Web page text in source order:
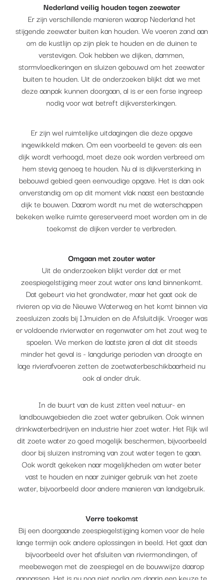
Nederland veilig houden tegen zeewater
Er zijn verschillende manieren waarop Nederland het
stijgende zeewater buiten kan houden. We voeren zand aan
om de kustlijn op zijn plek te houden en de duinen te
verstevigen. Ook hebben we dijken, dammen,
stormvloedkeringen en sluizen gebouwd om het zeewater
buiten te houden. Uit de onderzoeken blijkt dat we met
deze aanpak kunnen doorgaan, al is er een forse ingreep
nodig voor wat betreft dijkversterkingen.
Er zijn wel ruimtelijke uitdagingen die deze opgave
ingewikkeld maken. Om een voorbeeld te geven: als een
dijk wordt verhoogd, moet deze ook worden verbreed om
hem stevig genoeg te houden. Nu al is dijkversterking in
bebouwd gebied geen eenvoudige opgave. Het is dan ook
onverstandig om op dit moment vlak naast een bestaande
dijk te bouwen. Daarom wordt nu met de waterschappen
bekeken welke ruimte gereserveerd moet worden om in de
toekomst de dijken verder te verbreden.
Omgaan met zouter water
Uit de onderzoeken blijkt verder dat er met
zeespiegelstijging meer zout water ons land binnenkomt.
Dat gebeurt via het grondwater, maar het gaat ook de
rivieren op via de Nieuwe Waterweg en het komt binnen via
zeesluizen zoals bij IJmuiden en de Afsluitdijk. Vroeger was
er voldoende rivierwater en regenwater om het zout weg te
spoelen. We merken de laatste jaren al dat dit steeds
minder het geval is - langdurige perioden van droogte en
lage rivierafvoeren zetten de zoetwaterbeschikbaarheid nu
ook al onder druk.
In de buurt van de kust zitten veel natuur- en
landbouwgebieden die zoet water gebruiken. Ook winnen
drinkwaterbedrijven en industrie hier zoet water. Het Rijk wil
dit zoete water zo goed mogelijk beschermen, bijvoorbeeld
door bij sluizen instroming van zout water tegen te gaan.
Ook wordt gekeken naar mogelijkheden om water beter
vast te houden en naar zuiniger gebruik van het zoete
water, bijvoorbeeld door andere manieren van landgebruik.
Verre toekomst
Bij een doorgaande zeespiegelstijging komen voor de hele
lange termijn ook andere oplossingen in beeld. Het gaat dan
bijvoorbeeld over het afsluiten van riviermondingen, of
meebewegen met de zeespiegel en de bouwwijze daarop
aanpassen. Het is nu nog niet nodig om daarin een keuze te